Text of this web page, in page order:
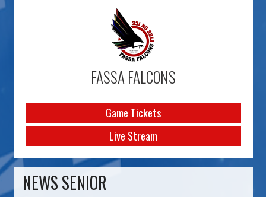
FASSA FALCONS
Game Tickets
Live Stream
NEWS SENIOR